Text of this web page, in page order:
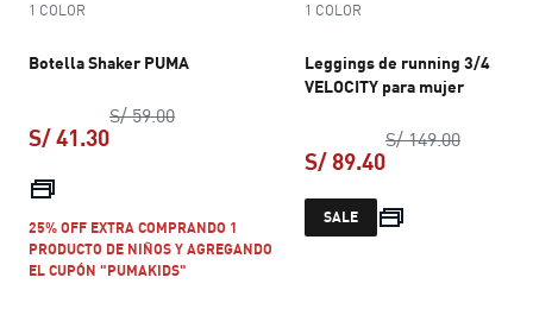
1 COLOR
Botella Shaker PUMA
S/ 59.00precio original S/ 59.00
S/ 41.30
25% OFF EXTRA COMPRANDO 1
PRODUCTO DE NIÑOS Y AGREGANDO
EL CUPÓN "PUMAKIDS"
1 COLOR
Leggings de running 3/4
VELOCITY para mujer
S/ 149.00precio
S/ 89.40
precio actual S/
SALE